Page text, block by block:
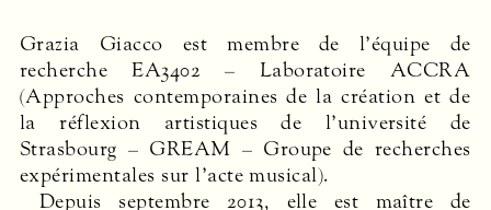
Grazia Giacco est membre de l’équipe de
recherche EA3402 – Laboratoire ACCRA
(Approches contemporaines de la création et de
la réflexion artistiques de l’université de
Strasbourg – GREAM – Groupe de recherches
expérimentales sur l’acte musical).
Depuis septembre 2013, elle est maître de